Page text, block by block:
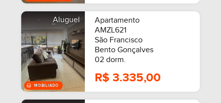
Aluguel
Apartamento
AMZL621
São Francisco
Bento Gonçalves
02 dorm.
R$ 3.335,00